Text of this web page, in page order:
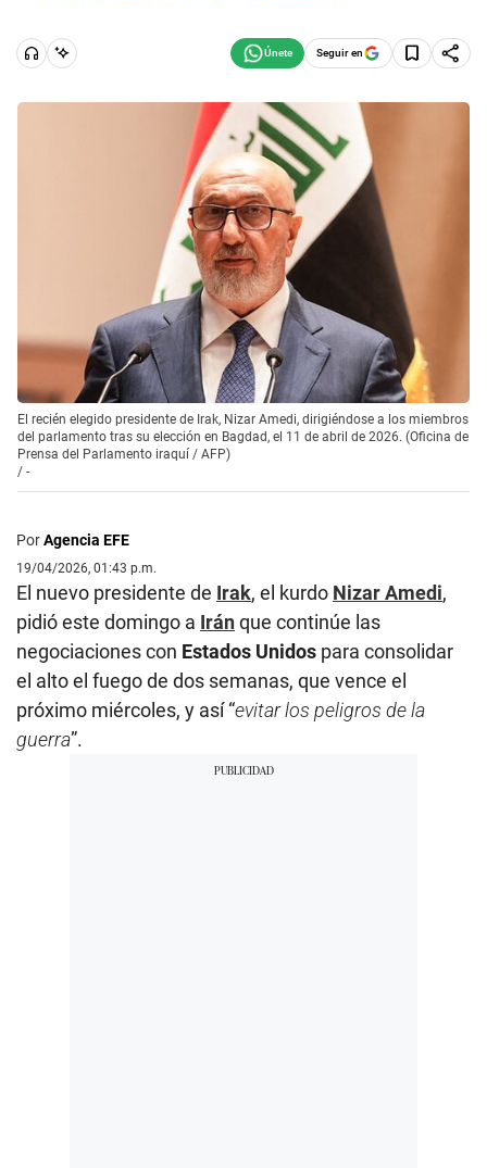
Seguir en
El recién elegido presidente de Irak, Nizar Amedi, dirigiéndose a los miembros
del parlamento tras su elección en Bagdad, el 11 de abril de 2026. (Oficina de
Prensa del Parlamento iraquí / AFP)
/ -
PorAgencia EFE
19/04/2026, 01:43 p.m.
El nuevo presidente de Irak, el kurdo Nizar Amedi,
pidió este domingo a Iránque continúe las
negociaciones con Estados Unidos para consolidar
el alto el fuego de dos semanas, que vence el
próximo miércoles, y así “evitar los peligros de la
guerra”.